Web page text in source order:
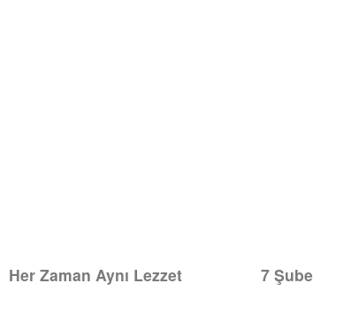
Her Zaman Aynı Lezzet 7 Şube